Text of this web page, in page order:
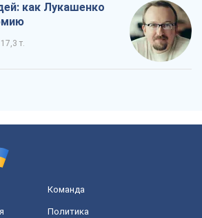
как Лукашенко
17,3 т.
Команда
Политика